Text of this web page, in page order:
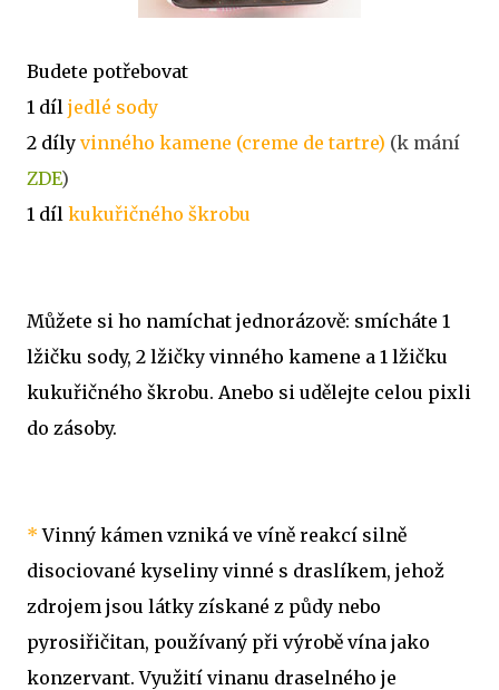
Budete potřebovat
1 díl jedlé sody
2 díly vinného kamene (creme de tartre) (k mání
ZDE)
1 díl kukuřičného škrobu
Můžete si ho namíchat jednorázově: smícháte 1
lžičku sody, 2 lžičky vinného kamene a 1 lžičku
kukuřičného škrobu. Anebo si udělejte celou pixli
do zásoby.
*Vinný kámen vzniká ve víně reakcí silně
disociované kyseliny vinné s draslíkem, jehož
zdrojem jsou látky získané z půdy nebo
pyrosiřičitan, používaný při výrobě vína jako
konzervant. Využití vinanu draselného je